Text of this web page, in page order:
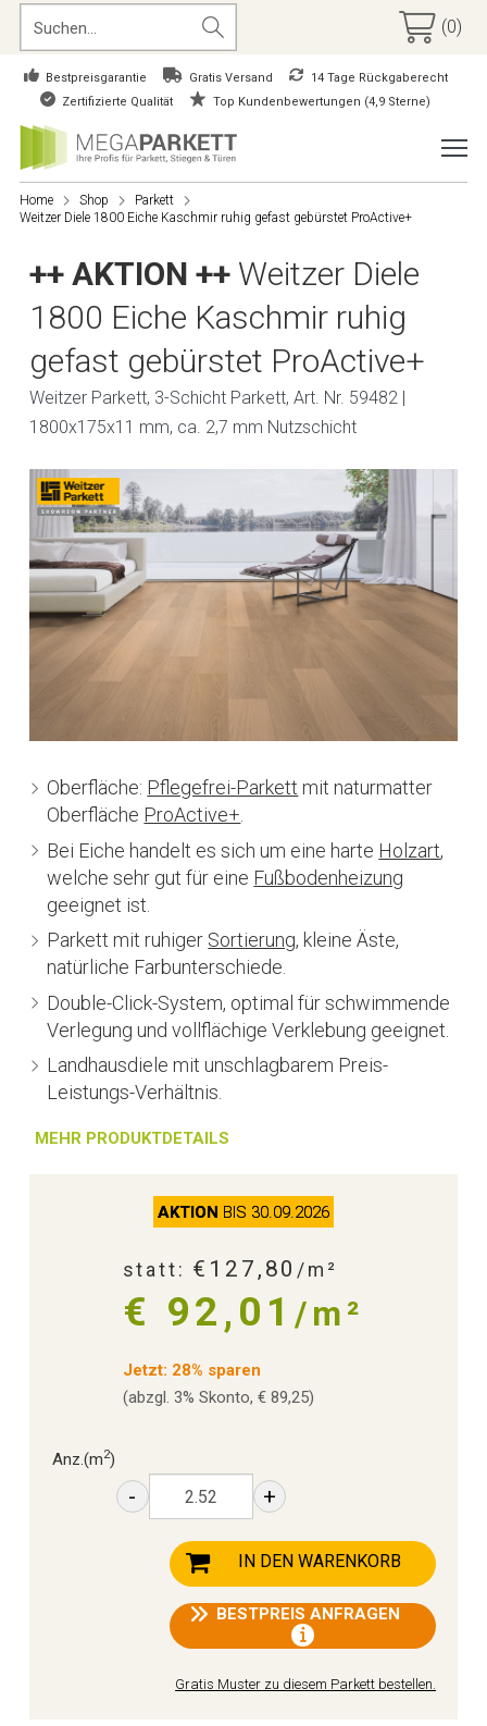
(0)
Bestpreisgarantie Gratis Versand
14 Tage Rückgaberecht
Zertifizierte Qualität
Top Kundenbewertungen (4,9 Sterne)
Home Shop
Parkett
Weitzer Diele 1800 Eiche Kaschmir ruhig gefast gebürstet ProActive+
++ AKTION ++ Weitzer Diele
1800 Eiche Kaschmir ruhig
gefast gebürstet ProActive+
Weitzer Parkett, 3-Schicht Parkett, Art. Nr. 59482 |
1800x175x11 mm, ca. 2,7 mm Nutzschicht
Oberfläche: Pflegefrei-Parkett mit naturmatter
Oberfläche ProActive+.
Bei Eiche handelt es sich um eine harte Holzart,
welche sehr gut für eine Fußbodenheizung
geeignet ist.
Parkett mit ruhiger Sortierung, kleine Äste,
natürliche Farbunterschiede.
Double-Click-System, optimal für schwimmende
Verlegung und vollflächige Verklebung geeignet.
Landhausdiele mit unschlagbarem Preis-
Leistungs-Verhältnis.
MEHR PRODUKTDETAILS
AKTION BIS 30.09.2026
statt: €127,80/m²
€ 92,01/m²
Jetzt: 28% sparen
(abzgl. 3% Skonto, € 89,25)
Anz.(m2)
- +
IN DEN WARENKORB
BESTPREIS ANFRAGEN
Gratis Muster zu diesem Parkett bestellen.